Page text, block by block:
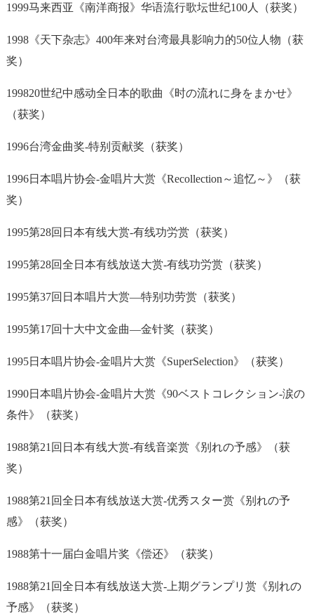
1999马来西亚《南洋商报》华语流行歌坛世纪100人（获奖）
1998《天下杂志》400年来对台湾最具影响力的50位人物（获
奖）
199820世纪中感动全日本的歌曲《时の流れに身をまかせ》
（获奖）
1996台湾金曲奖-特别贡献奖（获奖）
1996日本唱片协会-金唱片大赏《Recollection～追忆～》（获
奖）
1995第28回日本有线大赏-有线功労赏（获奖）
1995第28回全日本有线放送大赏-有线功労赏（获奖）
1995第37回日本唱片大赏—特别功劳赏（获奖）
1995第17回十大中文金曲—金针奖（获奖）
1995日本唱片协会-金唱片大赏《SuperSelection》（获奖）
1990日本唱片协会-金唱片大赏《90ベストコレクション-涙の
条件》（获奖）
1988第21回日本有线大赏-有线音楽赏《别れの予感》（获
奖）
1988第21回全日本有线放送大赏-优秀スター赏《别れの予
感》（获奖）
1988第十一届白金唱片奖《偿还》（获奖）
1988第21回全日本有线放送大赏-上期グランプリ赏《别れの
予感》（获奖）